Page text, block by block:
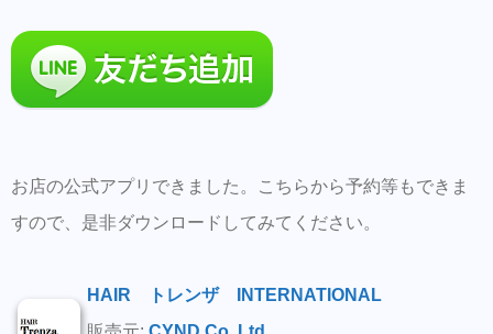
お店の公式アプリできました。こちらから予約等もできま
すので、是非ダウンロードしてみてください。
HAIR トレンザ INTERNATIONAL